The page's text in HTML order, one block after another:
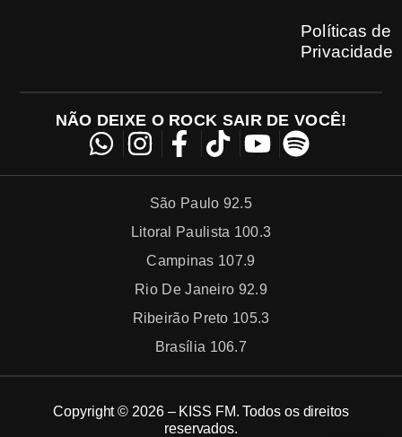
Políticas de
Privacidade
NÃO DEIXE O ROCK SAIR DE VOCÊ!
São Paulo 92.5
Litoral Paulista 100.3
Campinas 107.9
Rio De Janeiro 92.9
Ribeirão Preto 105.3
Brasília 106.7
Copyright © 2026 – KISS FM. Todos os direitos
reservados.